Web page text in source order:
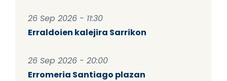
26 Sep 2026 - 11:30
Erraldoien kalejira Sarrikon
26 Sep 2026 - 20:00
Erromeria Santiago plazan